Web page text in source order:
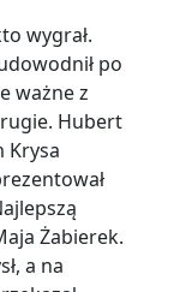
wygrał.
po
ważne z
Hubert
Krysa
Żabierek.
a na